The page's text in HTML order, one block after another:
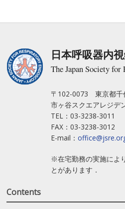
日本呼吸器内
The Japan Society
〒102-0073 東京都千
市ヶ谷スクエアレジデ
TEL：03-3238-3011
FAX：03-3238-3012
E-mail：
※在宅勤務の実施によ
とがあります．
Contents